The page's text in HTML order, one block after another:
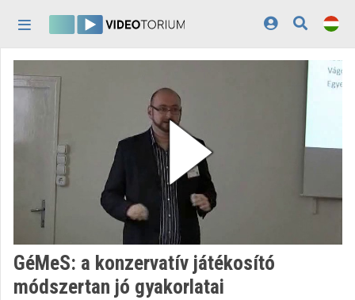
Bejelentkezés
Kategóriák
Lejátszási listák
Közreműködők
GéMeS: a konzervatív játékosító
módszertan jó gyakorlatai